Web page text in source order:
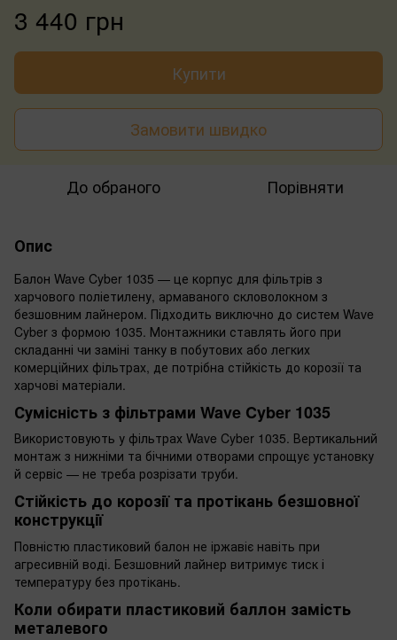
3 440 грн
Купити
Замовити швидко
До обраного Порівняти
Опис
Балон Wave Cyber 1035 — це корпус для фільтрів з
харчового поліетилену, армаваного скловолокном з
безшовним лайнером. Підходить виключно до систем Wave
Cyber з формою 1035. Монтажники ставлять його при
складанні чи заміні танку в побутових або легких
комерційних фільтрах, де потрібна стійкість до корозії та
харчові матеріали.
Сумісність з фільтрами Wave Cyber 1035
Використовують у фільтрах Wave Cyber 1035. Вертикальний
монтаж з нижніми та бічними отворами спрощує установку
й сервіс — не треба розрізати труби.
Стійкість до корозії та протікань безшовної
конструкції
Повністю пластиковий балон не іржавіє навіть при
агресивній воді. Безшовний лайнер витримує тиск і
температуру без протікань.
Коли обирати пластиковий баллон замість
металевого